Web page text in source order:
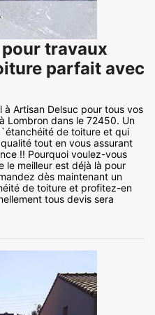
travaux
parfait avec
Artisan Delsuc pour tous vos
Lombron dans le 72450. Un
de toiture et qui
tout en vous assurant
!! Pourquoi voulez-vous
le meilleur est déjà là pour
dès maintenant un
de toiture et profitez-en
tous devis sera